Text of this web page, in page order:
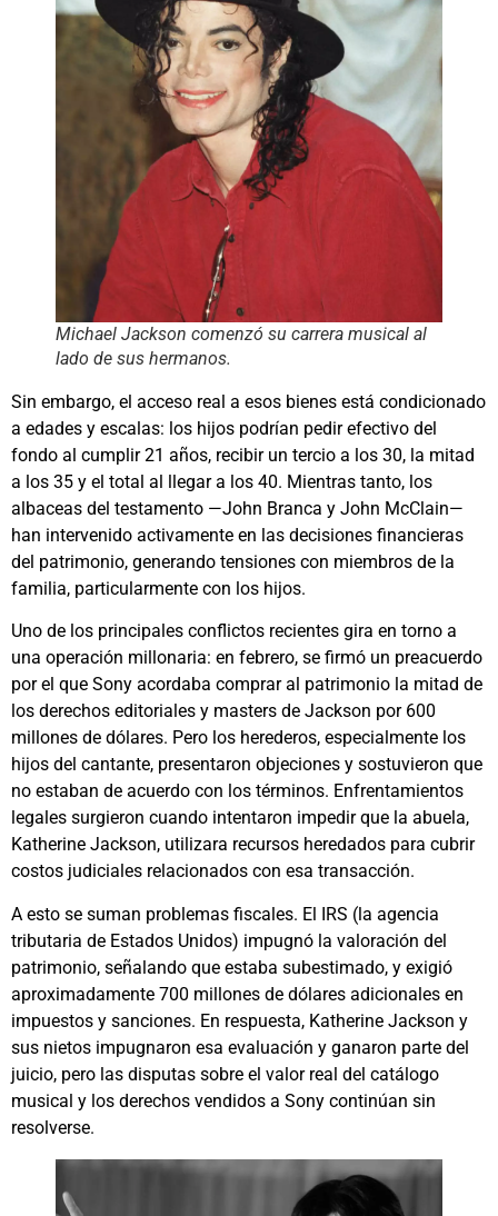
Michael Jackson comenzó su carrera musical al
lado de sus hermanos.
Sin embargo, el acceso real a esos bienes está condicionado
a edades y escalas: los hijos podrían pedir efectivo del
fondo al cumplir 21 años, recibir un tercio a los 30, la mitad
a los 35 y el total al llegar a los 40. Mientras tanto, los
albaceas del testamento —John Branca y John McClain—
han intervenido activamente en las decisiones financieras
del patrimonio, generando tensiones con miembros de la
familia, particularmente con los hijos.
Uno de los principales conflictos recientes gira en torno a
una operación millonaria: en febrero, se firmó un preacuerdo
por el que Sony acordaba comprar al patrimonio la mitad de
los derechos editoriales y masters de Jackson por 600
millones de dólares. Pero los herederos, especialmente los
hijos del cantante, presentaron objeciones y sostuvieron que
no estaban de acuerdo con los términos. Enfrentamientos
legales surgieron cuando intentaron impedir que la abuela,
Katherine Jackson, utilizara recursos heredados para cubrir
costos judiciales relacionados con esa transacción.
A esto se suman problemas fiscales. El IRS (la agencia
tributaria de Estados Unidos) impugnó la valoración del
patrimonio, señalando que estaba subestimado, y exigió
aproximadamente 700 millones de dólares adicionales en
impuestos y sanciones. En respuesta, Katherine Jackson y
sus nietos impugnaron esa evaluación y ganaron parte del
juicio, pero las disputas sobre el valor real del catálogo
musical y los derechos vendidos a Sony continúan sin
resolverse.